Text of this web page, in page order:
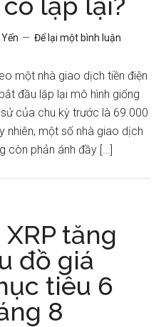
Để lại một bình luận
một nhà giao dịch tiền điện
đầu lặp lại mô hình giống
của chu kỳ trước là 69.000
nhiên, một số nhà giao dịch
còn phản ánh đầy […]
tăng
đồ giá
tiêu 6
8